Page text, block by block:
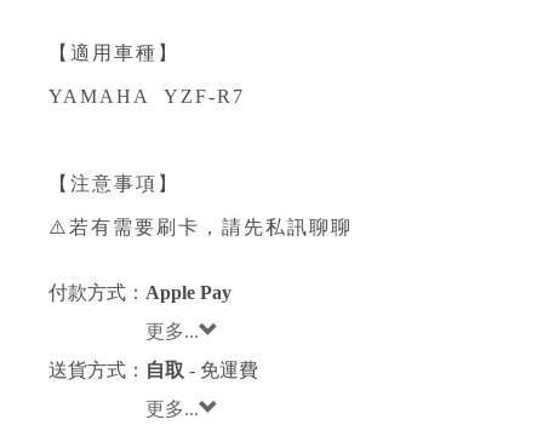
【適用車種】
YAMAHA YZF-R7
【注意事項】
⚠️若有需要刷卡，請先私訊聊聊
付款方式： Apple Pay
更多...
送貨方式： 自取 - 免運費
更多...